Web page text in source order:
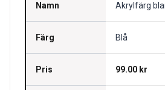
Namn Akrylfärg
Färg Blå
Pris 99.00 kr